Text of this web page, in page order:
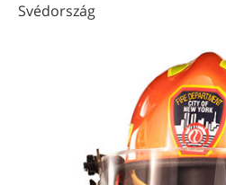
Svédország